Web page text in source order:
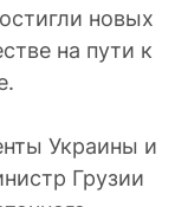
новых
на пути к
Украины и
Грузии